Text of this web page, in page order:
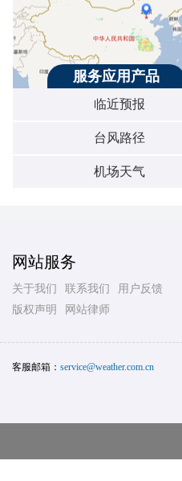
服务应用产品
临近预报
台风路径
机场天气
网站服务
关于我们 联系我们
用户反馈
版权声明
网站律师
客服邮箱： service@weather.com.cn